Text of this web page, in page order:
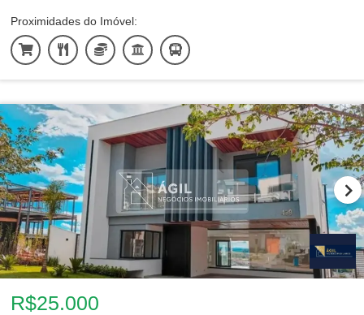
Proximidades do Imóvel:
R$25.000